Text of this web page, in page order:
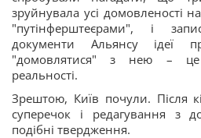
зруйнувала усі домовленості
"путінферштеєрами", і
документи Альянсу
"домовлятися" з нею – це
реальності.
Зрештою, Київ почули. Після
суперечок і редагування з
подібні твердження.